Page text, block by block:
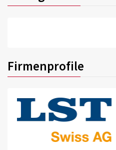
Firmenprofile